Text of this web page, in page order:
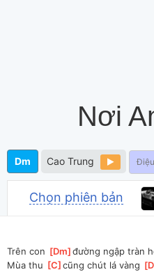
Nơi
Dm Cao Trung
Chọn phiên bản
Trên con [Dm ]
đường ngập tràn
Mùa thu [C ]
cũng chút lá vàng [